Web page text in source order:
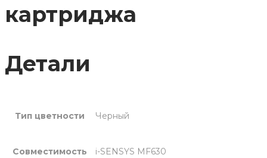
картриджа
Детали
Тип цветности Черный
Совместимость i-SENSYS MF630